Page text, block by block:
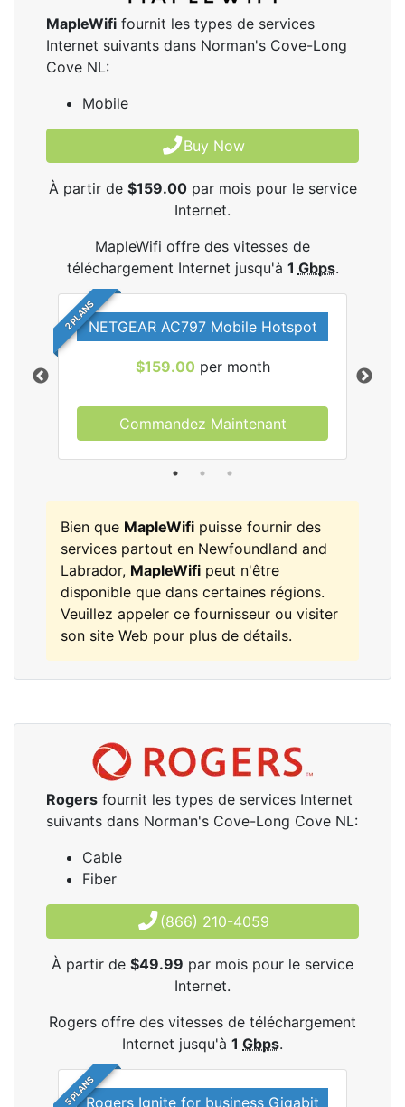
MapleWifi fournit les types de services
Internet suivants dans Norman's Cove-Long
Cove NL:
Mobile
Buy Now
À partir de $159.00par mois pour le service
Internet.
MapleWifi offre des vitesses de
téléchargement Internet jusqu'à 1 Gbps.
2 PLANSNETGEAR AC797 Mobile Hotspot
$159.00 per month
Commandez Maintenant
Bien que MapleWifi puisse fournir des
services partout en Newfoundland and
Labrador, MapleWifi peut n'être
disponible que dans certaines régions.
Veuillez appeler ce fournisseur ou visiter
son site Web pour plus de détails.
Rogers fournit les types de services Internet
suivants dans Norman's Cove-Long Cove NL:
Cable
Fiber
(866) 210-4059
À partir de $49.99 par mois pour le service
Internet.
Rogers offre des vitesses de téléchargement
Internet jusqu'à 1 Gbps.
5 PLANSRogers Ignite for business Gigabit